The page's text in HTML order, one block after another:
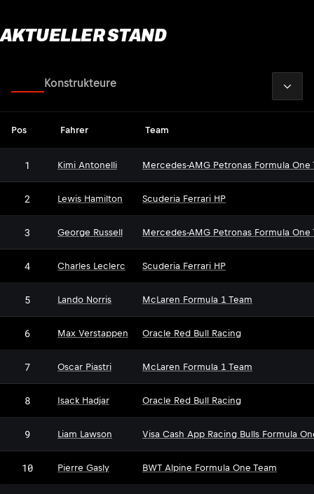
AKTUELLER STAND
Konstrukteure
Pos Fahrer Team
1 Kimi Antonelli Mercedes-AMG Petronas Formula One
2 Lewis Hamilton Scuderia Ferrari HP
3 George Russell Mercedes-AMG Petronas Formula One
4 Charles Leclerc Scuderia Ferrari HP
5 Lando Norris McLaren Formula 1 Team
6 Max Verstappen Oracle Red Bull Racing
7 Oscar Piastri McLaren Formula 1 Team
8 Isack Hadjar Oracle Red Bull Racing
9 Liam Lawson Visa Cash App Racing Bulls Formula
10 Pierre Gasly BWT Alpine Formula One Team